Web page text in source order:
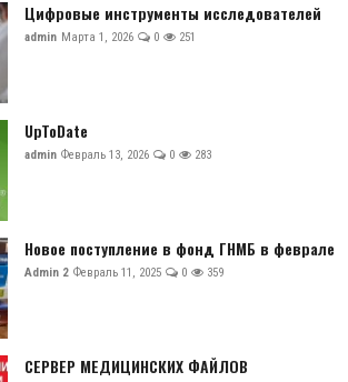
Цифровые инструменты исследователей
admin Марта 1, 2026 0 251
UpToDate
admin Февраль 13, 2026 0 283
Новое поступление в фонд ГНМБ в феврале
Admin 2 Февраль 11, 2025 0 359
СЕРВЕР МЕДИЦИНСКИХ ФАЙЛОВ